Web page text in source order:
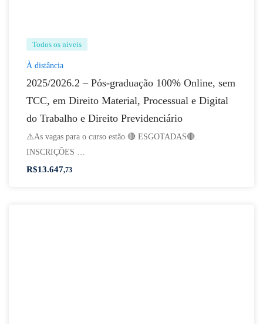
Todos os níveis
À distância
2025/2026.2 – Pós-graduação 100% Online, sem
TCC, em Direito Material, Processual e Digital
do Trabalho e Direito Previdenciário
⚠️As vagas para o curso estão 🔴 ESGOTADAS🔴.
INSCRIÇÕES …
R$13.647,73